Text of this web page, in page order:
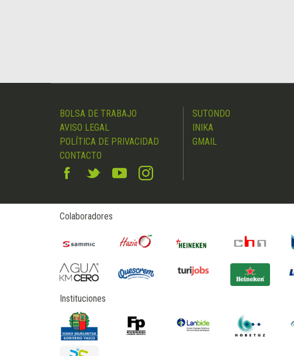
BOLSA DE TRABAJO
AVISO LEGAL
POLÍTICA DE PRIVACIDAD
CONTACTO
SUTONDO
INIKA
GMAIL
Colaboradores
Instituciones